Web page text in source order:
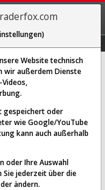
REGIS-
TRIEREN
Inc.
34,24 %
Website technisch
wir außerdem Dienste
gespeichert oder
wie Google/YouTube
kann auch außerhalb
oder Ihre Auswahl
Sie jederzeit über die
ändern.